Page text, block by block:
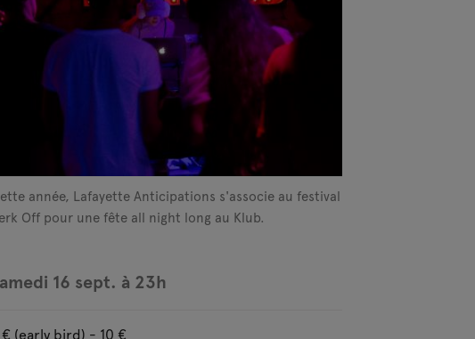
année, Lafayette Anticipations s'associe au festival
Off pour une fête all night long au Klub.
16 sept. à 23h
€ (early bird) - 10 €